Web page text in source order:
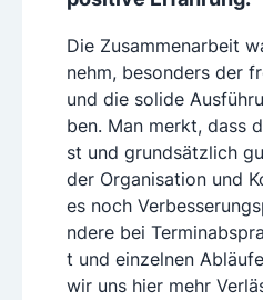
Die Zusammenarbeit
nehm, besonders der
und die solide
ben. Man merkt, dass
st und grundsätzlich
der Organisation und
es noch
ndere bei
t und einzelnen
wir uns hier mehr